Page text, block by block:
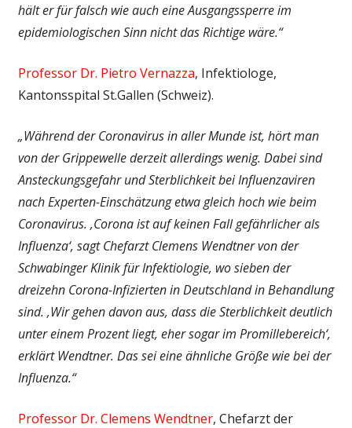
hält er für falsch wie auch eine Ausgangssperre im
epidemiologischen Sinn nicht das Richtige wäre.“
Professor Dr. Pietro Vernazza, Infektiologe,
Kantonsspital St.Gallen (Schweiz).
„Während der Coronavirus in aller Munde ist, hört man
von der Grippewelle derzeit allerdings wenig. Dabei sind
Ansteckungsgefahr und Sterblichkeit bei Influenzaviren
nach Experten-Einschätzung etwa gleich hoch wie beim
Coronavirus. ‚Corona ist auf keinen Fall gefährlicher als
Influenza‘, sagt Chefarzt Clemens Wendtner von der
Schwabinger Klinik für Infektiologie, wo sieben der
dreizehn Corona-Infizierten in Deutschland in Behandlung
sind. ‚Wir gehen davon aus, dass die Sterblichkeit deutlich
unter einem Prozent liegt, eher sogar im Promillebereich‘,
erklärt Wendtner. Das sei eine ähnliche Größe wie bei der
Influenza.“
Professor Dr. Clemens Wendtner, Chefarzt der